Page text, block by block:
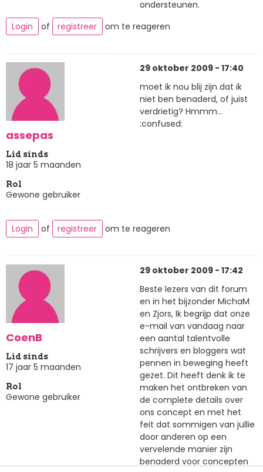
ondersteunen.
Login
of registreer om te reageren
assepas
Lid sinds
18 jaar 5 maanden
Rol
Gewone gebruiker
29 oktober 2009 - 17:40
moet ik nou blij zijn dat ik
niet ben benaderd, of juist
verdrietig? Hmmm...
:confused:
Login of registreer om te reageren
CoenB
Lid sinds
17 jaar 5 maanden
Rol
Gewone gebruiker
29 oktober 2009 - 17:42
Beste lezers van dit forum
en in het bijzonder MichaM
en Zjors, Ik begrijp dat onze
e-mail van vandaag naar
een aantal talentvolle
schrijvers en bloggers wat
pennen in beweging heeft
gezet. Dit heeft denk ik te
maken het ontbreken van
de complete details over
ons concept en met het
feit dat sommigen van jullie
door anderen op een
vervelende manier zijn
benaderd voor concepten